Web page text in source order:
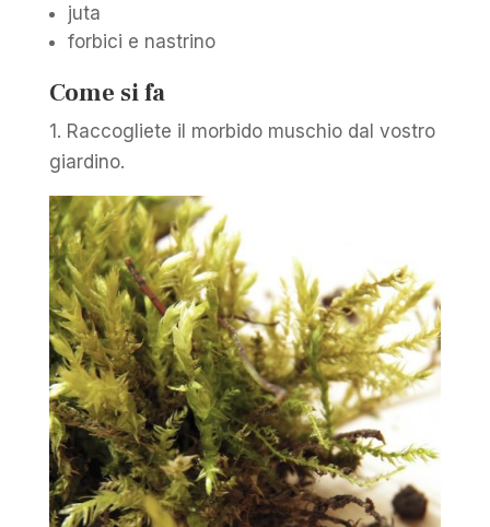
juta
forbici e nastrino
Come si fa
1. Raccogliete il morbido muschio dal vostro
giardino.